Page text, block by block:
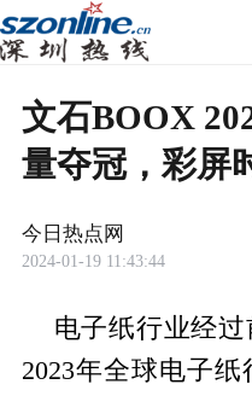
文石BOOX
量夺冠，彩屏
今日热点网
2024-01-19 11:43:44
电子纸行业经
2023年全球电子纸